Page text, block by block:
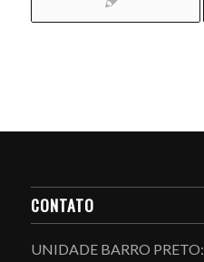
CONTATO
UNIDADE BARRO PRETO: